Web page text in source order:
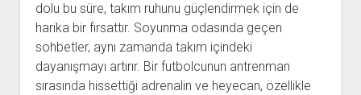
dolu bu süre, takım ruhunu güçlendirmek için de
harika bir fırsattır. Soyunma odasında geçen
sohbetler, aynı zamanda takım içindeki
dayanışmayı artırır. Bir futbolcunun antrenman
sırasında hissettiği adrenalin ve heyecan, özellikle